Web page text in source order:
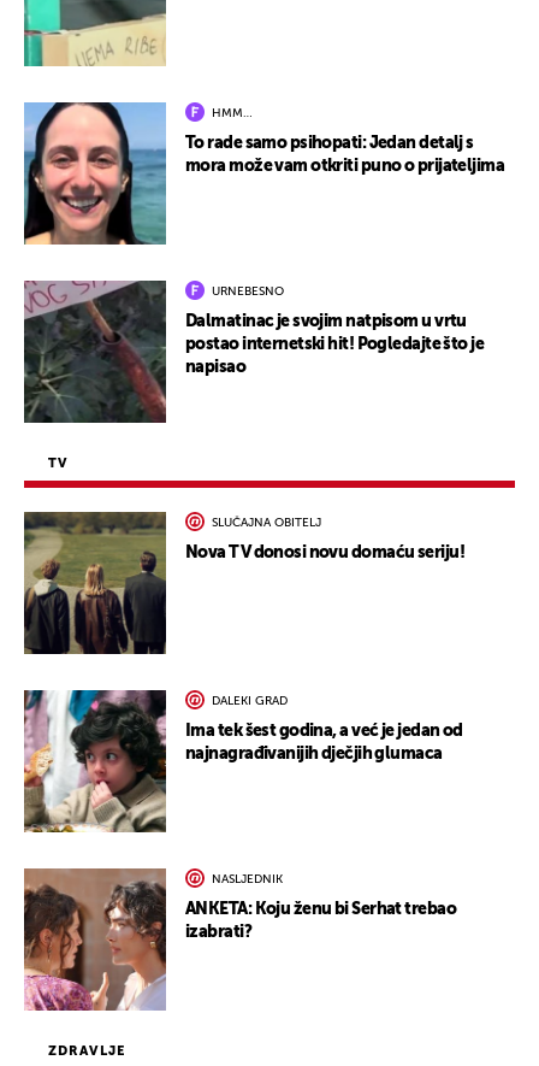
ZDRAVLJE
HMM…
To rade samo psihopati: Jedan detalj s
mora može vam otkriti puno o prijateljima
URNEBESNO
Dalmatinac je svojim natpisom u vrtu
postao internetski hit! Pogledajte što je
napisao
TV
SLUČAJNA OBITELJ
Nova TV donosi novu domaću seriju!
DALEKI GRAD
Ima tek šest godina, a već je jedan od
najnagrađivanijih dječjih glumaca
NASLJEDNIK
ANKETA: Koju ženu bi Serhat trebao
izabrati?